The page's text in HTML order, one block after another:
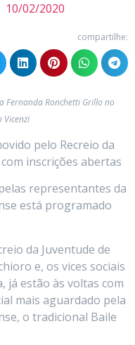
10/02/2020
compartilhe:
Fernanda Ronchetti Grillo no
Vicenzi
pelo Recreio da
inscrições abertas
representantes da
está programado
da Juventude de
e, os vices sociais
já estão às voltas com
mais aguardado pela
o tradicional Baile